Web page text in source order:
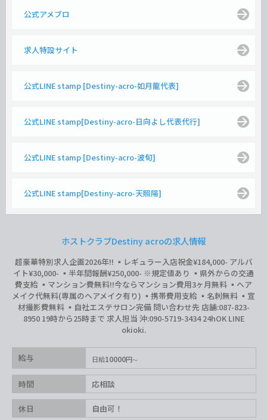
公式アメブロ
求人特設サイト
公式LINE stamp [Destiny-acro-如月龍代表]
公式LINE stamp[Destiny-acro-日向よし代表代行]
公式LINE stamp [Destiny-acro-波旬]
公式LINE stamp[Destiny-acro-天照陽]
ホストクラブDestiny acroの求人情報
超豪華特別求人企画2026年‼︎ ▪️レギュラー入店祝金¥184,000- アルバ
イト¥30,000- ▪️半年間報酬¥250,000- ※規定値あり ▪️県外からの交通
費支給 ▪️マンション費無料‼︎今ならマンション費用3ヶ月無料 ▪️ヘア
メイク代無料(専属のヘアメイク有り) ▪️携帯費用支給 ▪️名刺無料 ▪️宣
材撮影費無料 ▪️自社エステサロン完備 問い合わせ先 店舗:087-823-
8950 19時から25時まで 求人担当 沖:090-5719-3434 24hOK LINE
okioki.
給与 日給10000円
時間 応相談
休日 自由可！